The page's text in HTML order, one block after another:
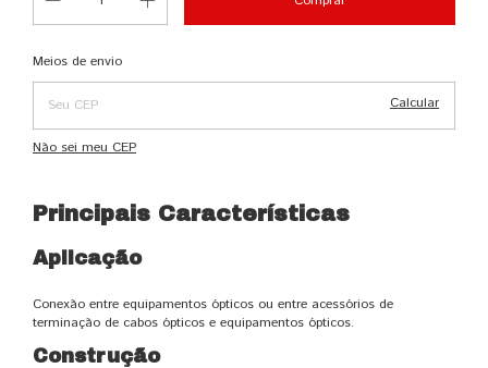
Entregas para o CEP:
Meios de envio
Calcular
Não sei meu CEP
Principais Características
Aplicação
Conexão entre equipamentos ópticos ou entre acessórios de
terminação de cabos ópticos e equipamentos ópticos.
Construção